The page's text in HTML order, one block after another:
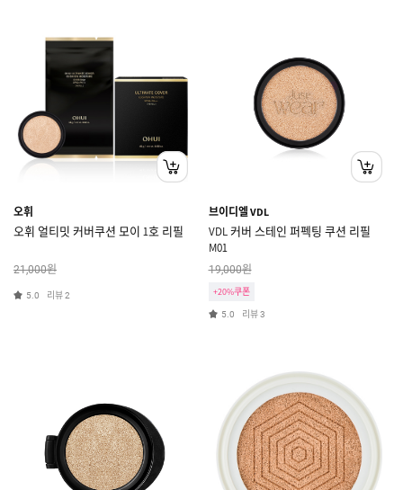
오휘
오휘 얼티밋 커버쿠션 모이 1호 리필
21,000원
5.0 리뷰2
브이디엘 VDL
VDL 커버 스테인 퍼펙팅 쿠션 리필
M01
19,000원
+20%쿠폰
5.0 리뷰3